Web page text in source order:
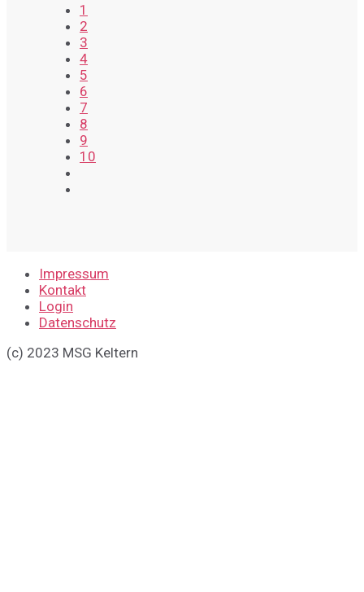
1
2
3
4
5
6
7
8
9
10
Impressum
Kontakt
Login
Datenschutz
(c) 2023 MSG Keltern